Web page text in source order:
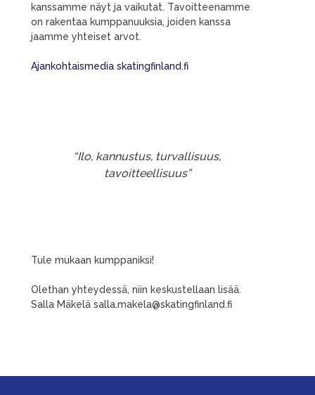
kanssamme näyt ja vaikutat. Tavoitteenamme
on rakentaa kumppanuuksia, joiden kanssa
jaamme yhteiset arvot.
Ajankohtaismedia skatingfinland.fi
“Ilo, kannustus, turvallisuus,
tavoitteellisuus”
Tule mukaan kumppaniksi!
Olethan yhteydessä, niin keskustellaan lisää.
Salla Mäkelä salla.makela@skatingfinland.fi